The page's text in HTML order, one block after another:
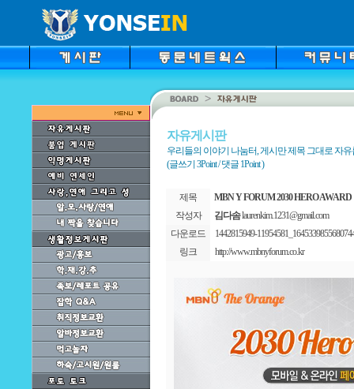
자유게시판
우리들의 이야기 나눔터, 게시만 제목 그대로 자
(글쓰기 3Point / 댓글 1Point )
제목
MBN Y FORUM 2030 HERO
작성자
김다솜laurenkim.1231@gmail.com
다운로드
1442815949-
링크
http://www.mbnyforum.co.kr